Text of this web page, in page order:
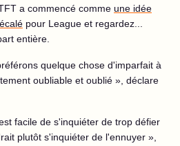
a commencé comme une idée
pour League et regardez...
entière.
quelque chose d'imparfait à
oubliable et oublié », déclare
facile de s'inquiéter de trop défier
plutôt s'inquiéter de l'ennuyer »,